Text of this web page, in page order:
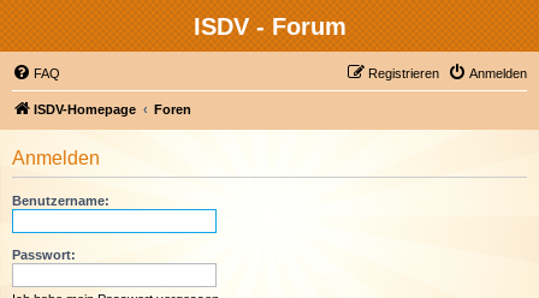
ISDV - Forum
FAQ Anmelden
Registrieren
ISDV-Homepage Foren
Anmelden
Benutzername:
Passwort: